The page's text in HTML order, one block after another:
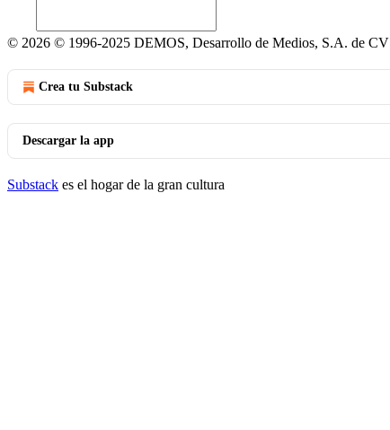
© 2026 © 1996-2025 DEMOS, Desarrollo de Medios, S.A. de CV
Crea tu Substack
Descargar la app
Substack es el hogar de la gran cultura